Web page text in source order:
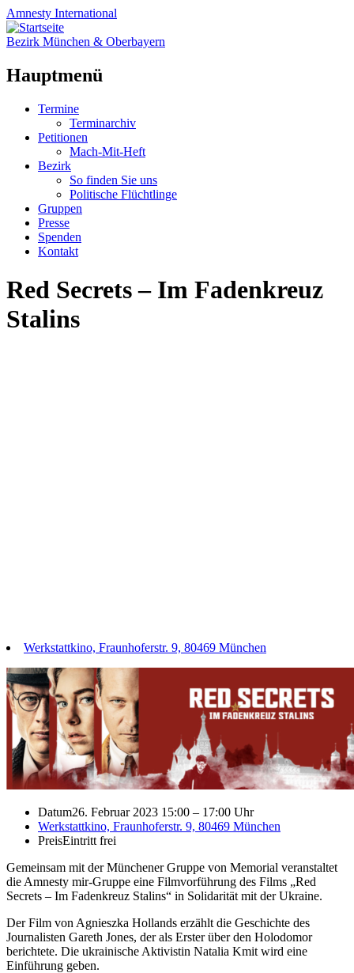
Amnesty International
Bezirk München & Oberbayern
Hauptmenü
Zum
springen
Termine
Terminarchiv
Petitionen
Mach-Mit-Heft
Bezirk
So finden Sie uns
Politische Flüchtlinge
Gruppen
Presse
Spenden
Kontakt
Red Secrets – Im Fadenkreuz
Stalins
Werkstattkino, Fraunhoferstr. 9, 80469 München
Datum26. Februar 2023 15:00 – 17:00 Uhr
Werkstattkino, Fraunhoferstr. 9, 80469 München
PreisEintritt frei
Gemeinsam mit der Münchener Gruppe von Memorial veranstaltet
die Amnesty mir-Gruppe eine Filmvorführung des Films „Red
Secrets – Im Fadenkreuz Stalins“ in Solidarität mit der Ukraine.
Der Film von Agnieszka Hollands erzählt die Geschichte des
Journalisten Gareth Jones, der als Erster über den Holodomor
berichtete. Die ukrainische Aktivistin Natalia Kmit wird eine
Einführung geben.